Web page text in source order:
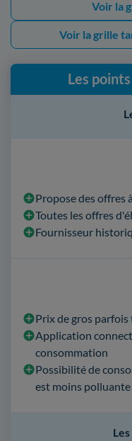
Voir la
Voir la grille
Les
Propose des offres
Toutes les offres
Fournisseur
Prix de gros
Application
consommation
Possibilité de
est moins polluante